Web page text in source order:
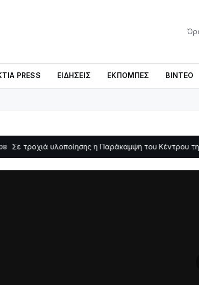
PRESS ΕΙΔΉΣΕΙΣ ΕΚΠΟΜΠΈΣ ΒΊΝΤΕΟ
υλοποίησης η Παράκαμψη του Κέντρου της